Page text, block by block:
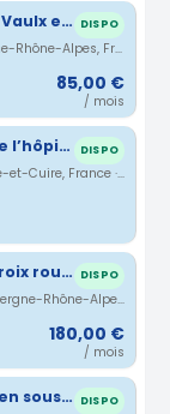
Parking boxé Carré de soie Vaulx en Velin DISPO
4 Rue Nelli, Vaulx-en-Velin, Auvergne-Rhône-Alpes, France · 3.83 km
85,00 €
/ mois
Parking sous terrain près de l’hôpital de le croix rousse et du métro cuire DISPO
14 Rue De Margnolles, 69300 Caluire-et-Cuire, France · 4.02 km
Place de parking à Cuire. Croix rousse DISPO
52 Rue Coste, Caluire-et-Cuire, Auvergne-Rhône-Alpes, France · 4.2 km
180,00 €
/ mois
Place de parking couverte en sous-sol sécurisé à Lyon 7ème DISPO